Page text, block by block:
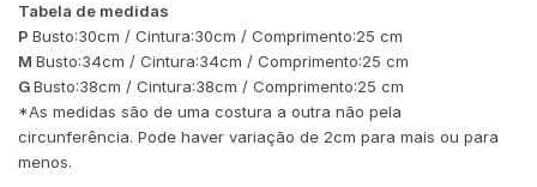
Tabela de medidas
P Busto:30cm / Cintura:30cm / Comprimento:25 cm
M Busto:34cm / Cintura:34cm / Comprimento:25 cm
GBusto:38cm / Cintura:38cm / Comprimento:25 cm
*As medidas são de uma costura a outra não pela
circunferência. Pode haver variação de 2cm para mais ou para
menos.